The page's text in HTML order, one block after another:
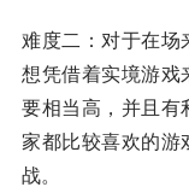
难度二：对于在场
想凭借着实境游戏
要相当高，并且有
家都比较喜欢的游
战。